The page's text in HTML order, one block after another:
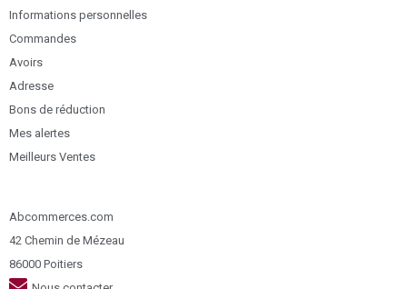
Informations personnelles
Commandes
Avoirs
Adresse
Bons de réduction
Mes alertes
Meilleurs Ventes
Abcommerces.com
42 Chemin de Mézeau
86000 Poitiers